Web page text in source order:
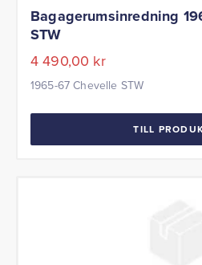
Bagagerumsinredning
STW
4 490,00 kr
1965-67 Chevelle STW
TILL